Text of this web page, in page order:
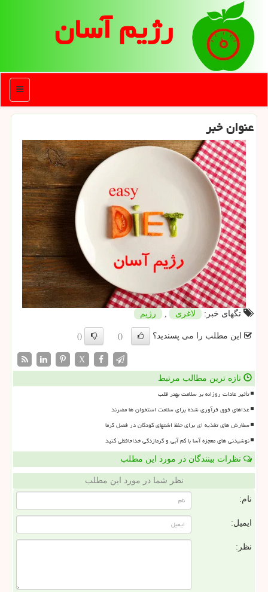
رژیم آسان
منو
عنوان خبر
تگهای خبر: لاغری رژیم
این مطلب را می پسندید؟ ()
()
X
تازه ترین مطالب مرتبط
تأثیر عادات روزانه بر سلامت بهتر قلب
غذاهای فوق فرآوری شده برای سلامت استخوان ها مضرند
سفارش های تغذیه ای برای حفظ اشتهای کودکان در فصل گرما
نوشیدنی های معجزه آسا با کم آبی و گرمازدگی خداحافظی کنید
نظرات بینندگان در مورد این مطلب
نظر شما در مورد این مطلب
نام:
ایمیل:
نظر: